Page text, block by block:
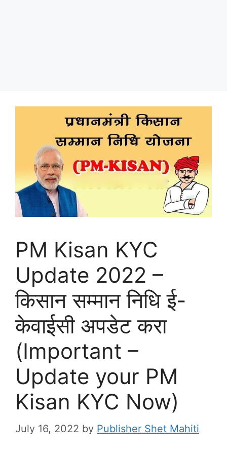
PM Kisan KYC
Update 2022 –
किसान सम्मान निधि ई-
केवाईसी अपडेट करा
(Important –
Update your PM
Kisan KYC Now)
July 16, 2022 by Publisher Shet Mahiti